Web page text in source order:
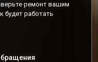
ремонт вашим
будет работать